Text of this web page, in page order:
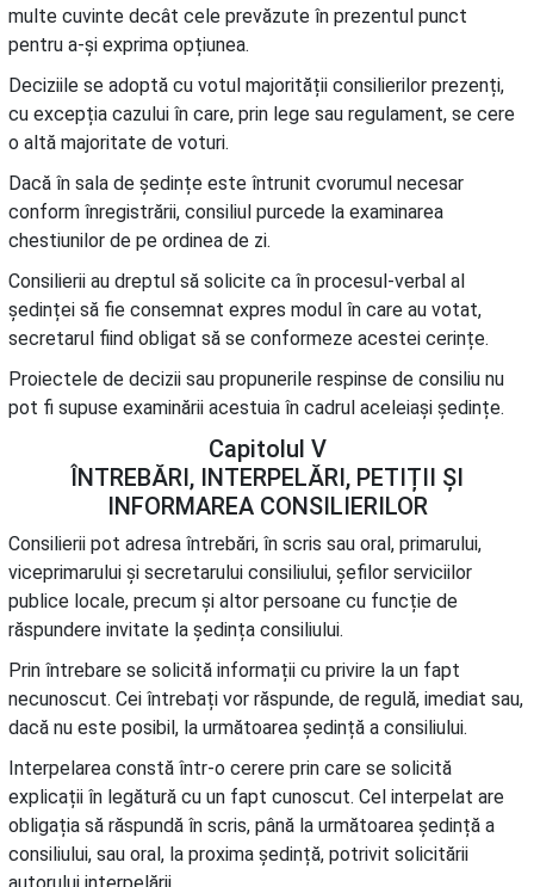
multe cuvinte decât cele prevăzute în prezentul punct
pentru a-și exprima opțiunea.
Deciziile se adoptă cu votul majorității consilierilor prezenți,
cu excepția cazului în care, prin lege sau regulament, se cere
o altă majoritate de voturi.
Dacă în sala de ședințe este întrunit cvorumul necesar
conform înregistrării, consiliul purcede la examinarea
chestiunilor de pe ordinea de zi.
Consilierii au dreptul să solicite ca în procesul-verbal al
ședinței să fie consemnat expres modul în care au votat,
secretarul fiind obligat să se conformeze acestei cerințe.
Proiectele de decizii sau propunerile respinse de consiliu nu
pot fi supuse examinării acestuia în cadrul aceleiași ședințe.
Capitolul V
ÎNTREBĂRI, INTERPELĂRI, PETIȚII ȘI
INFORMAREA CONSILIERILOR
Consilierii pot adresa întrebări, în scris sau oral, primarului,
viceprimarului și secretarului consiliului, șefilor serviciilor
publice locale, precum și altor persoane cu funcție de
răspundere invitate la ședința consiliului.
Prin întrebare se solicită informații cu privire la un fapt
necunoscut. Cei întrebați vor răspunde, de regulă, imediat sau,
dacă nu este posibil, la următoarea ședință a consiliului.
Interpelarea constă într-o cerere prin care se solicită
explicații în legătură cu un fapt cunoscut. Cel interpelat are
obligația să răspundă în scris, până la următoarea ședință a
consiliului, sau oral, la proxima ședință, potrivit solicitării